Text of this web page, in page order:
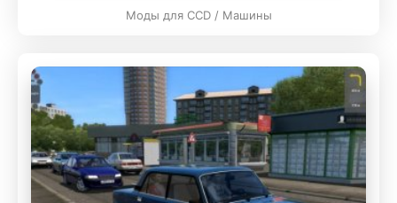
Моды для CCD / Машины